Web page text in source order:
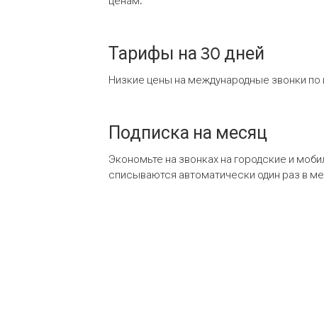
Тарифы на 30 дней
Низкие цены на международные звонки
Подписка на месяц
Экономьте на звонках на городские и
списываются автоматически один раз в